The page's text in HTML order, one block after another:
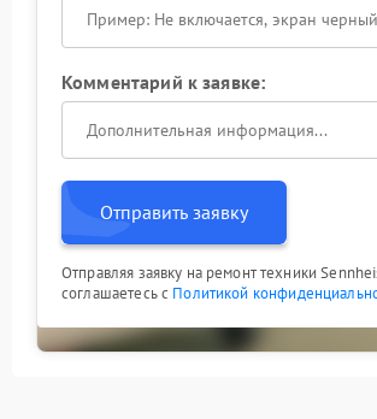
Комментарий к заявке:
Отправить заявку
Отправляя заявку на ремонт техники
соглашаетесь с Политикой